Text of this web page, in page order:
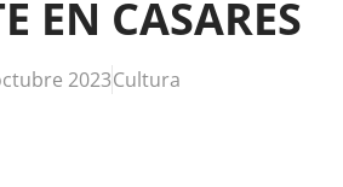
EN CASARES
2023Cultura